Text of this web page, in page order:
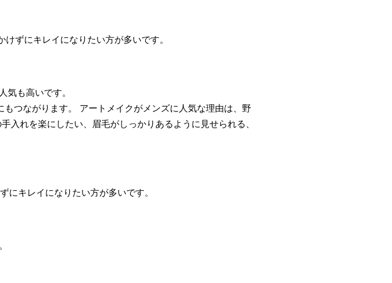
ずにキレイになりたい方が多いです。
気も高いです。
つながります。 アートメイクがメンズに人気な理由は、 野
入れを楽にしたい、眉毛がしっかりあるように見せられる、
にキレイになりたい方が多いです。